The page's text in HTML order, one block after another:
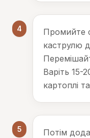
4
Промийте
каструлю
Варіть 15-
картоплі
5
Потім